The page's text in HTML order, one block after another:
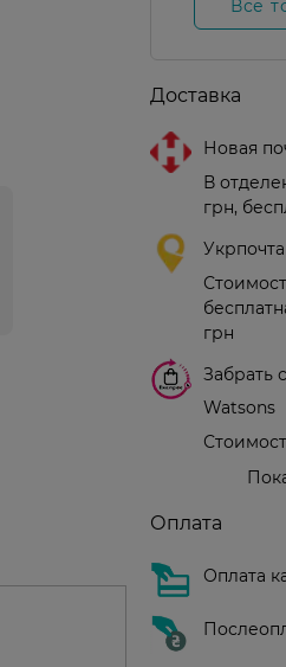
Все
Доставка
Новая
В
грн,
Укрпочта
грн
Забрать
Watsons
Оплата
Оплата